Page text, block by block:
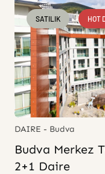
SATILIK HOT
DAIRE - Budva
Budva Merkez
2+1 Daire